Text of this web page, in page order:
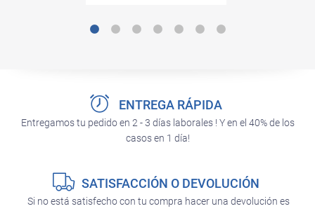
ENTREGA RÁPIDA
Entregamos tu pedido en 2 - 3 días laborales ! Y en el 40% de los
casos en 1 día!
SATISFACCIÓN O DEVOLUCIÓN
Si no está satisfecho con tu compra hacer una devolución es